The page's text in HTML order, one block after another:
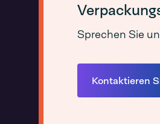
Sprechen Sie
Kontaktieren